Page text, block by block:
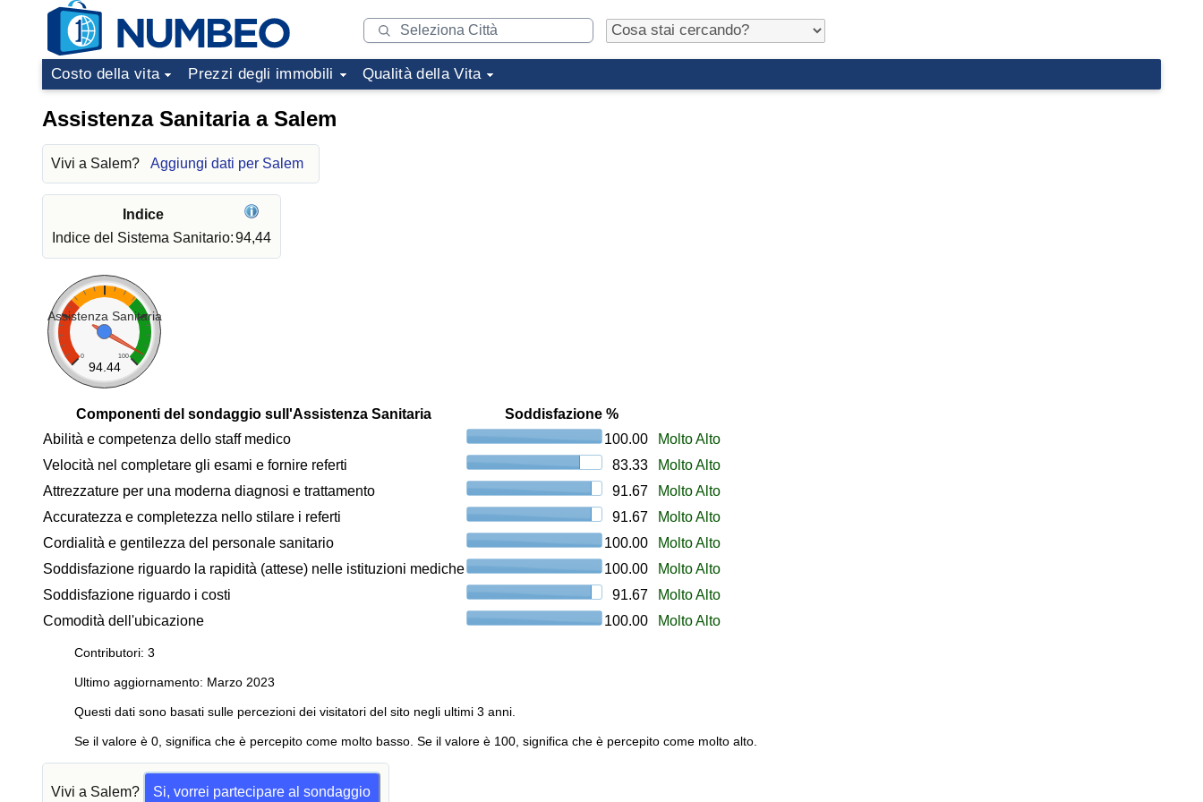
Costo della vita Prezzi degli immobili Qualità della Vita
Assistenza Sanitaria a Salem
Vivi a Salem? Aggiungi dati per Salem
Indice
Indice del Sistema Sanitario:94,44
Assistenza Sanitaria
0 100
94.44
Componenti del sondaggio sull'Assistenza Sanitaria
Soddisfazione %
Abilità e competenza dello staff medico
100.00
Molto Alto
Velocità nel completare gli esami e fornire referti
83.33
Molto Alto
Attrezzature per una moderna diagnosi e trattamento
91.67
Molto Alto
Accuratezza e completezza nello stilare i referti
91.67
Molto Alto
Cordialità e gentilezza del personale sanitario
100.00
Molto Alto
Soddisfazione riguardo la rapidità (attese) nelle istituzioni mediche
100.00
Molto Alto
Soddisfazione riguardo i costi
91.67
Molto Alto
Comodità dell'ubicazione
100.00 Molto Alto
Contributori: 3
Ultimo aggiornamento: Marzo 2023
Questi dati sono basati sulle percezioni dei visitatori del sito negli ultimi 3 anni.
Se il valore è 0, significa che è percepito come molto basso. Se il valore è 100, significa che è percepito come molto alto.
Vivi a Salem? Si, vorrei partecipare al sondaggio